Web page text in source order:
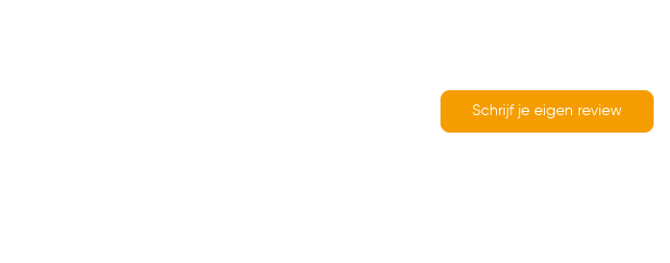
Schrijf je eigen review